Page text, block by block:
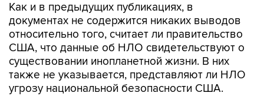
Как и в предыдущих публикациях, в
документах не содержится никаких выводов
относительно того, считает ли правительство
США, что данные об НЛО свидетельствуют о
существовании инопланетной жизни. В них
также не указывается, представляют ли НЛО
угрозу национальной безопасности США.